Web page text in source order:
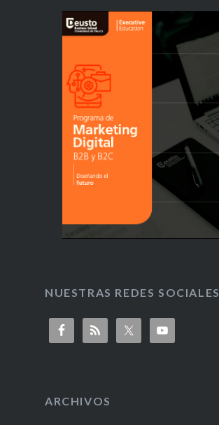
NUESTRAS REDES SOCIALES
ARCHIVOS